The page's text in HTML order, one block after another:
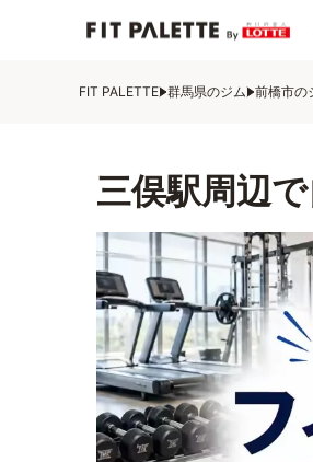
FIT PALETTE 群馬県のジム 前橋市の
三俣駅周辺